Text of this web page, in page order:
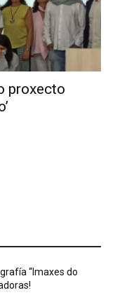
proxecto
“Imaxes do